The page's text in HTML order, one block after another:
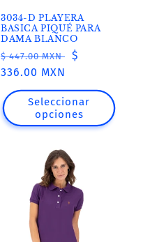
3034-D PLAYERA
BASICA PIQUÉ PARA
DAMA BLANCO
Precio
habitual
$ 447.00 MXN
Precio
oferta
$
336.00 MXN
Seleccionar
opciones